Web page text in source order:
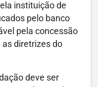
instituição de
pelo banco
pela concessão
diretrizes do
deve ser